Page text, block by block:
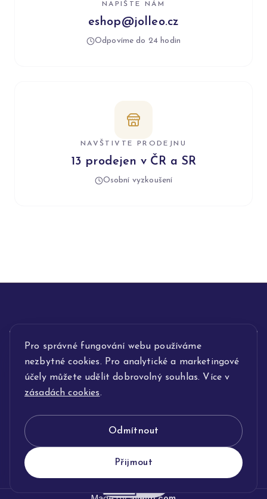
Pro správné fungování webu používáme
nezbytné cookies. Pro analytické a marketingové
účely můžete udělit dobrovolný souhlas. Více v
zásadách cookies.
Odmítnout
Přijmout
NAPIŠTE NÁM
eshop@jolleo.cz
Odpovíme do 24 hodin
NAVŠTIVTE PRODEJNU
13 prodejen v ČR a SR
Osobní vyzkoušení
INFORMACE
POPIS SLUŽEB
KLENOTNICTVÍ JOLLEO